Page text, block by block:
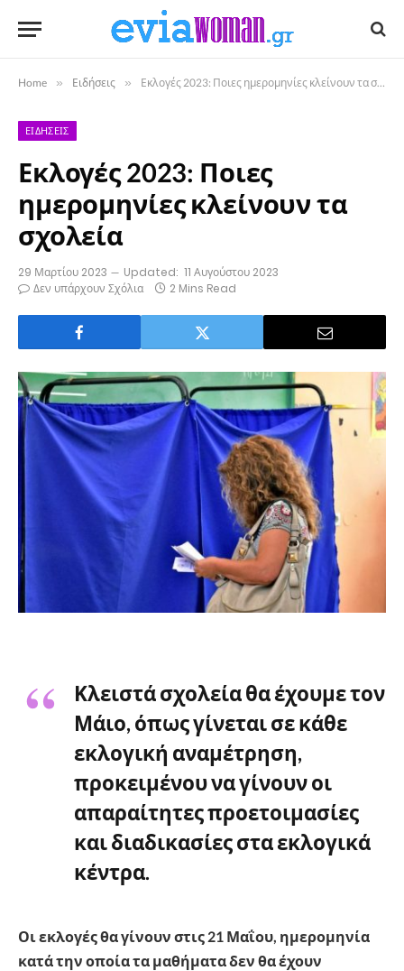
Home » Ειδήσεις » Εκλογές 2023: Ποιες ημερομηνίες κλείνουν τα σχολεία
ΕΙΔΉΣΕΙΣ
Εκλογές 2023: Ποιες
ημερομηνίες κλείνουν τα
σχολεία
29 Μαρτίου 2023 Updated: 11 Αυγούστου 2023
Δεν υπάρχουν Σχόλια
2 Mins Read
Κλειστά σχολεία θα έχουμε τον
Μάιο, όπως γίνεται σε κάθε
εκλογική αναμέτρηση,
προκειμένου να γίνουν οι
απαραίτητες προετοιμασίες
και διαδικασίες στα εκλογικά
κέντρα.
Οι εκλογές θα γίνουν στις 21 Μαΐου, ημερομηνία
κατά την οποία τα μαθήματα δεν θα έχουν